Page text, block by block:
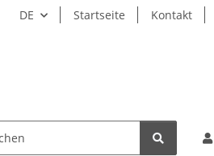
DE Startseite Kontakt
WERKZEUGAUFNAHMEN